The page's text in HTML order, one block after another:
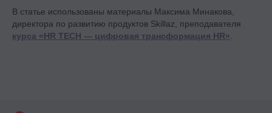
В статье использованы материалы Максима Минакова,
директора по развитию продуктов Skillaz, преподавателя
курса «HR TECH — цифровая трансформация HR»